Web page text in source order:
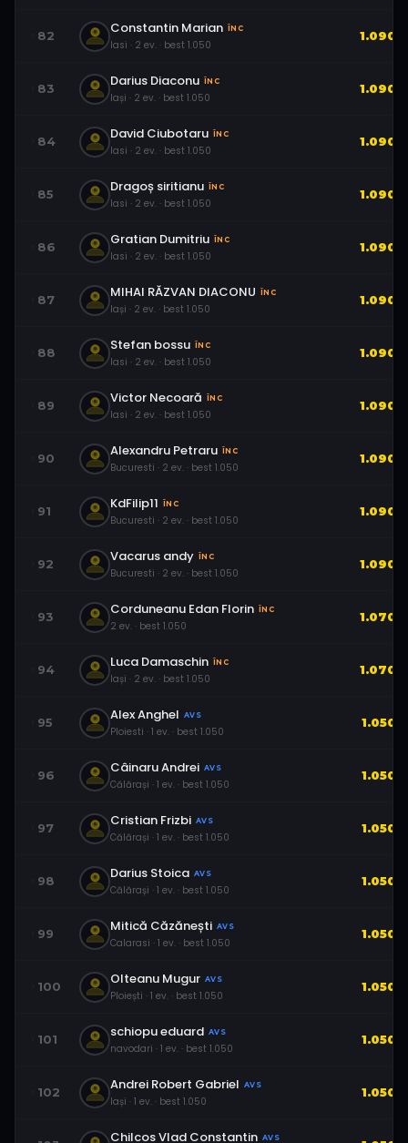
82 Constantin Marian ÎNC
Iasi · 2 ev. · best 1.050
1.090
83 Darius Diaconu ÎNC
Iași · 2 ev. · best 1.050
1.090
84 David Ciubotaru ÎNC
Iasi · 2 ev. · best 1.050
1.090
85 Dragoș siritianu ÎNC
Iasi · 2 ev. · best 1.050
1.090
86 Gratian Dumitriu ÎNC
Iasi · 2 ev. · best 1.050
1.090
87 MIHAI RĂZVAN DIACONU ÎNC
Iași · 2 ev. · best 1.050
1.090
88 Stefan bossu ÎNC
Iasi · 2 ev. · best 1.050
1.090
89 Victor Necoară ÎNC
Iasi · 2 ev. · best 1.050
1.090
90 Alexandru Petraru ÎNC
Bucuresti · 2 ev. · best 1.050
1.090
91 KdFilip11 ÎNC
Bucuresti · 2 ev. · best 1.050
1.090
92 Vacarus andy ÎNC
Bucuresti · 2 ev. · best 1.050
1.090
93 Corduneanu Edan Florin ÎNC
2 ev. · best 1.050
1.070
94 Luca Damaschin ÎNC
Iași · 2 ev. · best 1.050
1.070
95 Alex Anghel AVS
Ploiesti · 1 ev. · best 1.050
1.050
96 Câinaru Andrei AVS
Călărași · 1 ev. · best 1.050
1.050
97 Cristian Frizbi AVS
Călărași · 1 ev. · best 1.050
1.050
98 Darius Stoica AVS
Călărași · 1 ev. · best 1.050
1.050
99 Mitică Căzănești AVS
Calarasi · 1 ev. · best 1.050
1.050
100 Olteanu Mugur AVS
Ploiești · 1 ev. · best 1.050
1.050
101 schiopu eduard AVS
navodari · 1 ev. · best 1.050
1.050
102 Andrei Robert Gabriel AVS
Iași · 1 ev. · best 1.050
1.050
Chilcos Vlad Constantin AVS